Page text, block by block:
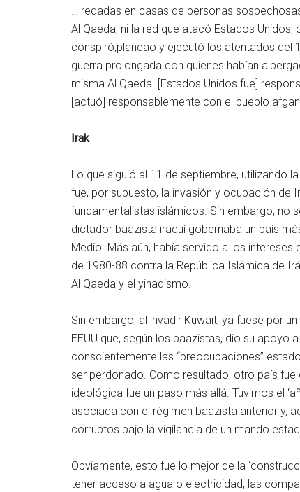
… redadas en casas de personas
Al Qaeda, ni la red que atacó Estados
conspiró,planeao y ejecutó los atentados del
guerra prolongada con quienes habían
misma Al Qaeda. [Estados Unidos fue]
[actuó] responsablemente con el pueblo
Irak
Lo que siguió al 11 de septiembre, utilizando
fue, por supuesto, la invasión y ocupación de
fundamentalistas islámicos. Sin embargo, no
dictador baazista iraquí gobernaba un país
Medio. Más aún, había servido a los
de 1980-88 contra la República Islámica de
Al Qaeda y el yihadismo.
Sin embargo, al invadir Kuwait, ya fuese por
EEUU que, según los baazistas, dio su apoyo
conscientemente las “preocupaciones”
ser perdonado. Como resultado, otro país
ideológica fue un paso más allá. Tuvimos el
asociada con el régimen baazista anterior y,
corruptos bajo la vigilancia de un mando
Obviamente, esto fue lo mejor de la
tener acceso a agua o electricidad, las